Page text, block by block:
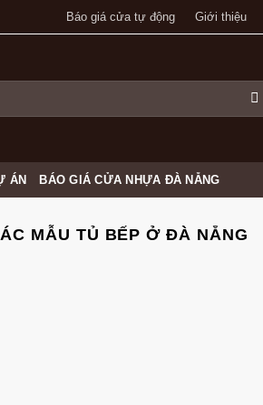
Báo giá cửa tự động Giới thiệu
ÁN BÁO GIÁ CỬA NHỰA ĐÀ NẴNG
MẪU TỦ BẾP Ở ĐÀ NẴNG